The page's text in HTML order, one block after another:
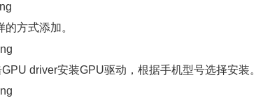
方式添加。
driver安装GPU驱动，根据手机型号选择安装。